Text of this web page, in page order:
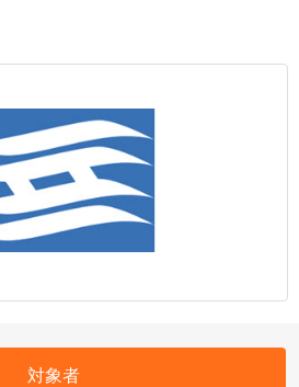
対象者